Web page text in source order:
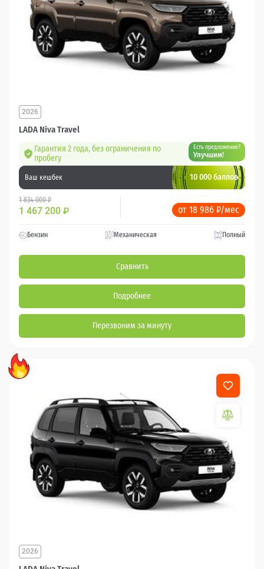
LADA Niva Travel
2026
Гарантия 2 года, без ограничения по
пробегу
Есть предложение?
Улучшим!
Ваш кешбек 10 000 баллов
1 834 000 ₽
1 467 200 ₽ от 18 986 ₽/мес
Бензин Механическая Полный
Сравнить
Подробнее
Перезвоним за минуту
2026